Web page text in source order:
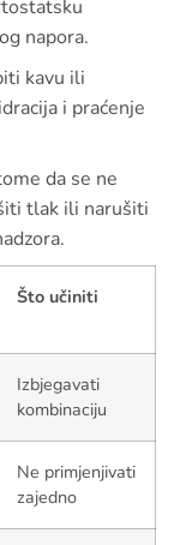
napora.
kavu ili
i praćenje
da se ne
tlak ili narušiti
Što učiniti
Izbjegavati
kombinaciju
Ne primjenjivati
zajedno